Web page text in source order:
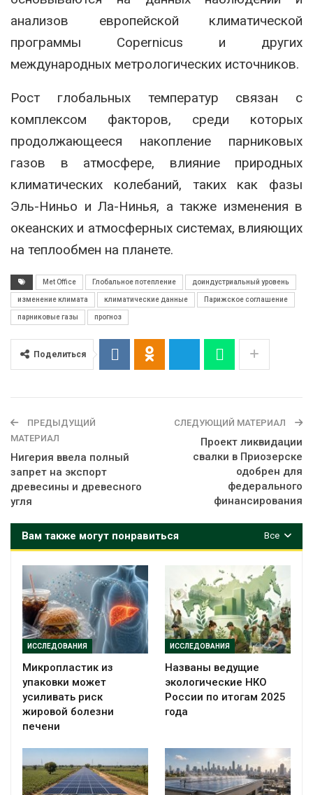
анализов европейской климатической
программы Copernicus и других
международных метрологических источников.
Рост глобальных температур связан с
комплексом факторов, среди которых
продолжающееся накопление парниковых
газов в атмосфере, влияние природных
климатических колебаний, таких как фазы
Эль-Ниньо и Ла-Нинья, а также изменения в
океанских и атмосферных системах, влияющих
на теплообмен на планете.
Met Office Глобальное потепление доиндустриальный уровень
изменение климата климатические данные Парижское соглашение
парниковые газы прогноз
Поделиться
ПРЕДЫДУЩИЙ
МАТЕРИАЛ
Нигерия ввела полный
запрет на экспорт
древесины и древесного
угля
СЛЕДУЮЩИЙ МАТЕРИАЛ
Проект ликвидации
свалки в Приозерске
одобрен для
федерального
финансирования
Все
Вам также могут понравиться
ИССЛЕДОВАНИЯ
Микропластик из
упаковки может
усиливать риск
жировой болезни
печени
ИССЛЕДОВАНИЯ
Названы ведущие
экологические НКО
России по итогам 2025
года